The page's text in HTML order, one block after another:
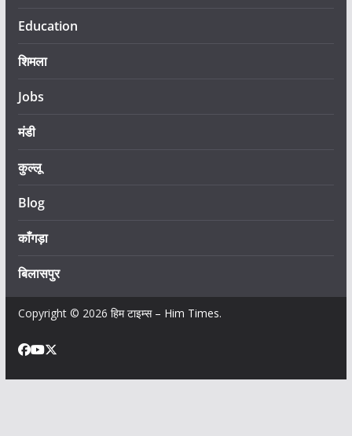
Education
शिमला
Jobs
मंडी
कुल्लू
Blog
काँगड़ा
बिलासपुर
Copyright © 2026 हिम टाइम्स – Him Times.